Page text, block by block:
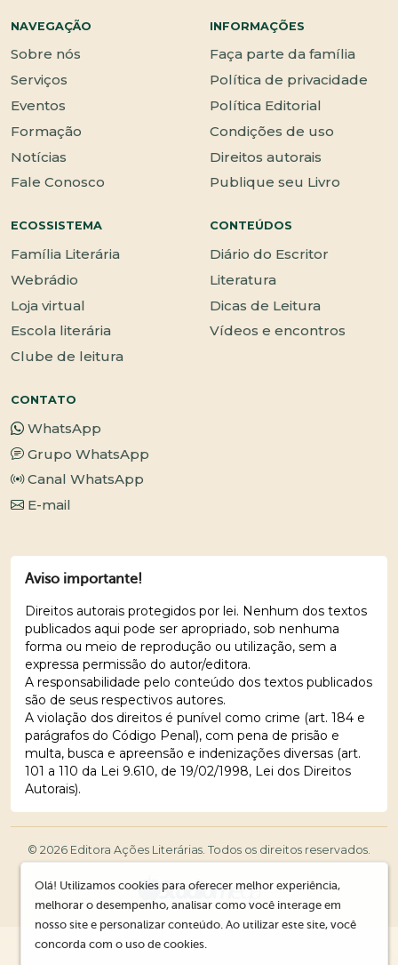
NAVEGAÇÃO
Sobre nós
Serviços
Eventos
Formação
Notícias
Fale Conosco
INFORMAÇÕES
Faça parte da família
Política de privacidade
Política Editorial
Condições de uso
Direitos autorais
Publique seu Livro
ECOSSISTEMA
Família Literária
Webrádio
Loja virtual
Escola literária
Clube de leitura
CONTEÚDOS
Diário do Escritor
Literatura
Dicas de Leitura
Vídeos e encontros
CONTATO
WhatsApp
Grupo WhatsApp
Canal WhatsApp
E-mail
Aviso importante!
Direitos autorais protegidos por lei. Nenhum dos textos
publicados aqui pode ser apropriado, sob nenhuma
forma ou meio de reprodução ou utilização, sem a
expressa permissão do autor/editora.
A responsabilidade pelo conteúdo dos textos publicados
são de seus respectivos autores.
A violação dos direitos é punível como crime (art. 184 e
parágrafos do Código Penal), com pena de prisão e
multa, busca e apreensão e indenizações diversas (art.
101 a 110 da Lei 9.610, de 19/02/1998, Lei dos Direitos
Autorais).
© 2026 Editora Ações Literárias. Todos os direitos reservados.
Olá! Utilizamos cookies para oferecer melhor experiência,
melhorar o desempenho, analisar como você interage em
nosso site e personalizar conteúdo. Ao utilizar este site, você
concorda com o uso de cookies.